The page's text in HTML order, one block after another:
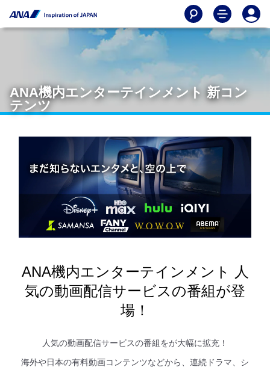
ANA機内エンターテインメント 新コン
テンツ
ANA機内エンターテインメント 人
気の動画配信サービスの番組が登
場！
人気の動画配信サービスの番組をが大幅に拡充！
海外や日本の有料動画コンテンツなどから、連続ドラマ、シ